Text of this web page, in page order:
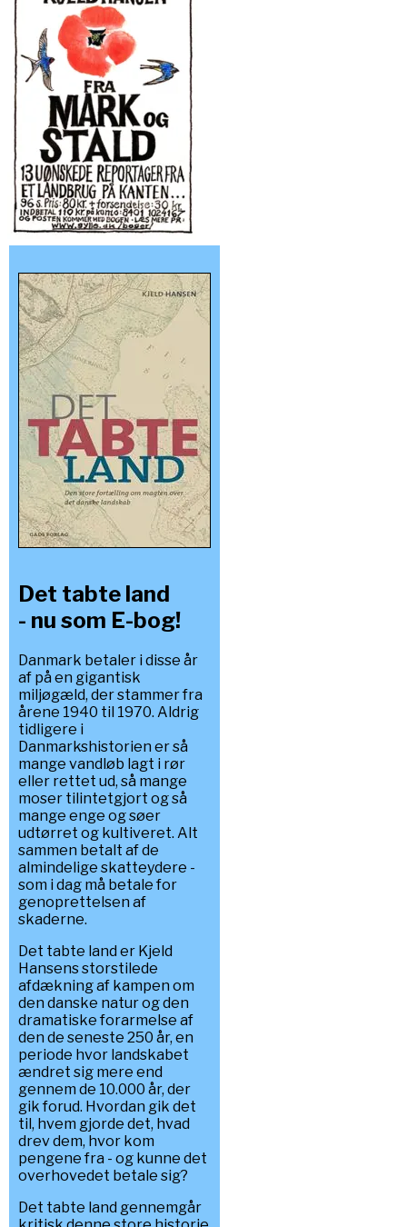
Det tabte land
- nu som E-bog!
Danmark betaler i disse år
af på en gigantisk
miljøgæld, der stammer fra
årene 1940 til 1970. Aldrig
tidligere i
Danmarkshistorien er så
mange vandløb lagt i rør
eller rettet ud, så mange
moser tilintetgjort og så
mange enge og søer
udtørret og kultiveret. Alt
sammen betalt af de
almindelige skatteydere -
som i dag må betale for
genoprettelsen af
skaderne.
Det tabte land er Kjeld
Hansens storstilede
afdækning af kampen om
den danske natur og den
dramatiske forarmelse af
den de seneste 250 år, en
periode hvor landskabet
ændret sig mere end
gennem de 10.000 år, der
gik forud. Hvordan gik det
til, hvem gjorde det, hvad
drev dem, hvor kom
pengene fra - og kunne det
overhovedet betale sig?
Det tabte land gennemgår